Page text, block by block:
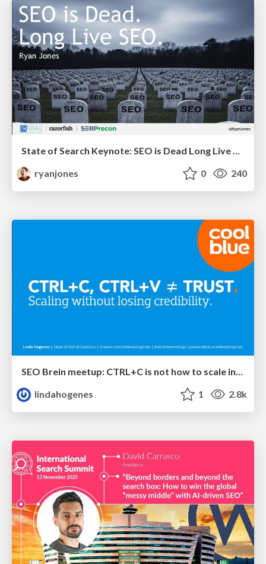
State of Search Keynote: SEO is Dead Long Live SEO
ryanjones
0 240
SEO Brein meetup: CTRL+C is not how to scale international SEO
lindahogenes
1 2.8k